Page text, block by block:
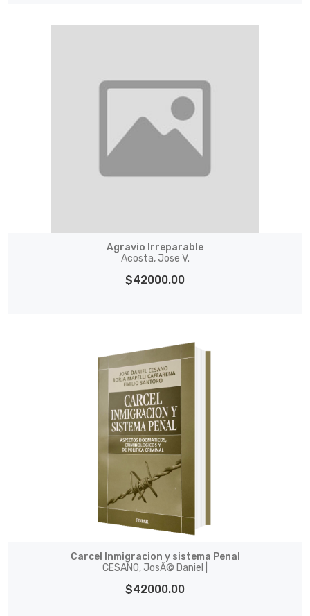
Agravio Irreparable
Acosta, Jose V.
$42000.00
Carcel Inmigracion y sistema Penal
CESANO, JosÃ© Daniel |
$42000.00